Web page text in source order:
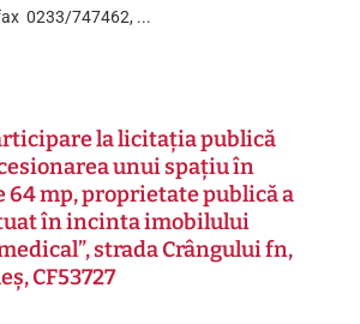
0233/747462, ...
la licitația publică
unui spaţiu în
64 mp, proprietate publică a
în incinta imobilului
strada Crângului fn,
CF53727